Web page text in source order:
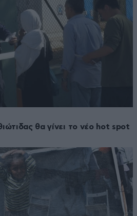
θα γίνει το νέο hot spot